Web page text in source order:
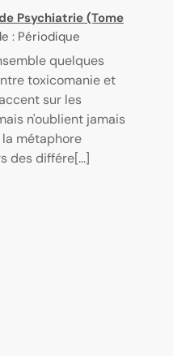
Psychiatrie (Tome
: Périodique
quelques
toxicomanie et
sur les
n'oublient jamais
métaphore
des différe[...]